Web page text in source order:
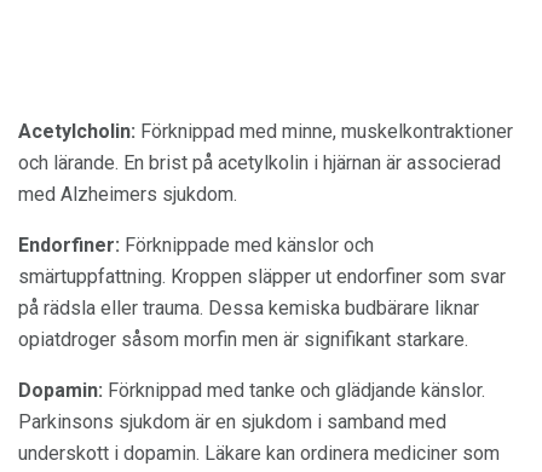
Acetylcholin: Förknippad med minne, muskelkontraktioner
och lärande. En brist på acetylkolin i hjärnan är associerad
med Alzheimers sjukdom.
Endorfiner: Förknippade med känslor och
smärtuppfattning. Kroppen släpper ut endorfiner som svar
på rädsla eller trauma. Dessa kemiska budbärare liknar
opiatdroger såsom morfin men är signifikant starkare.
Dopamin: Förknippad med tanke och glädjande känslor.
Parkinsons sjukdom är en sjukdom i samband med
underskott i dopamin. Läkare kan ordinera mediciner som